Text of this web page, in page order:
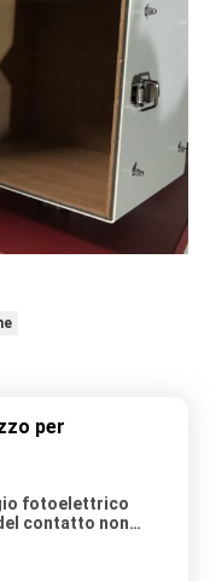
per
fotoelettrico
contatto non